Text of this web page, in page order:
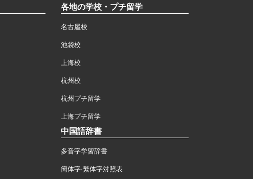
各地の学校・プチ留学
名古屋校
池袋校
上海校
杭州校
杭州プチ留学
上海プチ留学
中国語辞書
多音字学習辞書
簡体字·繁体字対照表